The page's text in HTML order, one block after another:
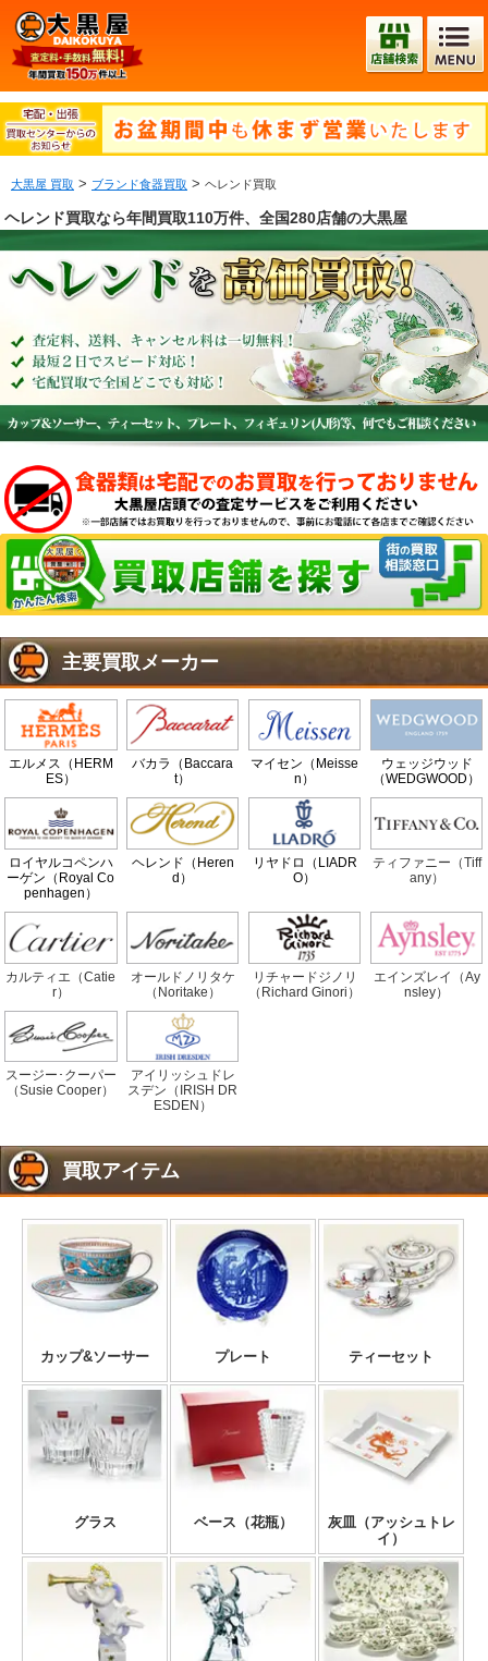
大黒屋 買取 > ブランド食器買取 > ヘレンド買取
ヘレンド買取なら年間買取110万件、全国280店舗の大黒屋
主要買取メーカー
エルメス（HERM
ES）
バカラ（Baccara
t）
マイセン（Meisse
n）
ウェッジウッド
（WEDGWOOD）
ロイヤルコペンハ
ーゲン（Royal Co
penhagen）
ヘレンド（Heren
d）
リヤドロ（LIADR
O）
ティファニー（Tiff
any）
カルティエ（Catie
r）
オールドノリタケ
（Noritake）
リチャードジノリ
（Richard Ginori）
エインズレイ（Ay
nsley）
スージー･クーパー
（Susie Cooper）
アイリッシュドレ
スデン（IRISH DR
ESDEN）
買取アイテム
カップ&ソーサー プレート ティーセット
グラス ベース（花瓶）
灰皿（アッシュトレ
イ）